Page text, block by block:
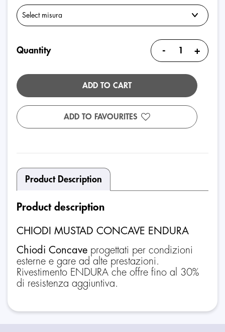
Quantity - +
ADD TO CART
ADD TO FAVOURITES
Product Description
Product description
CHIODI MUSTAD CONCAVE ENDURA
Chiodi Concave progettati per condizioni
esterne e gare ad alte prestazioni.
Rivestimento ENDURA che offre fino al 30%
di resistenza aggiuntiva.